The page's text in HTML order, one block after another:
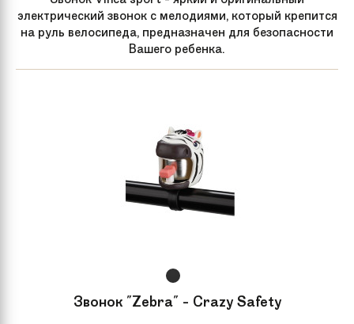
электрический звонок с мелодиями, который крепится
на руль велосипеда, предназначен для безопасности
Вашего ребенка.
Звонок "Zebra" - Crazy Safety